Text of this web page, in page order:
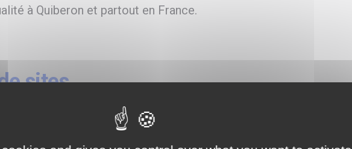
à Quiberon et partout en France.
sites
à Quiberon